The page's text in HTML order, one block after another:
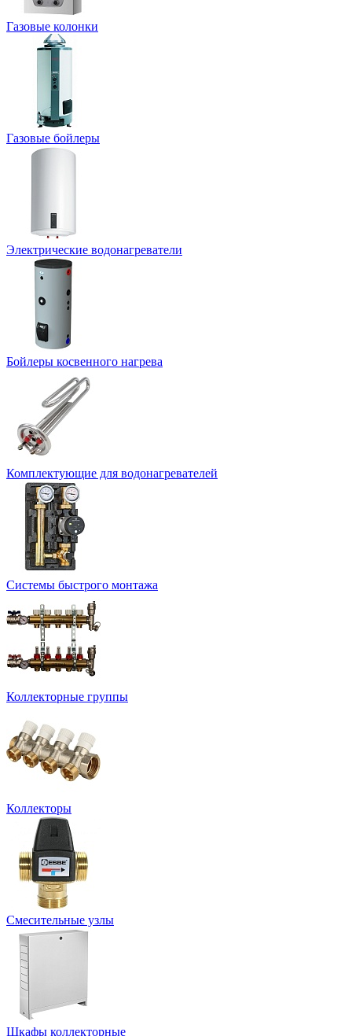
Газовые колонки
Газовые бойлеры
Электрические водонагреватели
Бойлеры косвенного нагрева
Комплектующие для водонагревателей
Системы быстрого монтажа
Коллекторные группы
Коллекторы
Смесительные узлы
Шкафы коллекторные